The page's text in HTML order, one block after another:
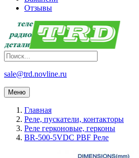
Отзывы
sale@trd.novline.ru
Меню
Главная
Реле, пускатели, контакторы
Реле герконовые, герконы
BR-500-5VDC PBF Реле